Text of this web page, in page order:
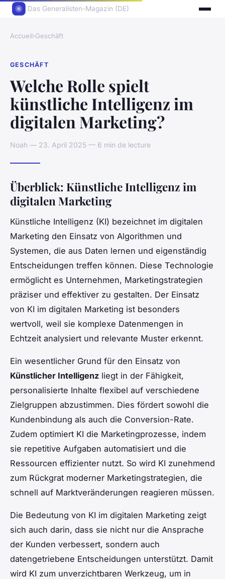
Das Generalisten-Magazin (DE)
Accueil›Geschäft
GESCHÄFT
Welche Rolle spielt
künstliche Intelligenz im
digitalen Marketing?
Noah — 23. April 2025 — 6 min de lecture
Überblick: Künstliche Intelligenz im
digitalen Marketing
Künstliche Intelligenz (KI) bezeichnet im digitalen
Marketing den Einsatz von Algorithmen und
Systemen, die aus Daten lernen und eigenständig
Entscheidungen treffen können. Diese Technologie
ermöglicht es Unternehmen, Marketingstrategien
präziser und effektiver zu gestalten. Der Einsatz
von KI im digitalen Marketing ist besonders
wertvoll, weil sie komplexe Datenmengen in
Echtzeit analysiert und relevante Muster erkennt.
Ein wesentlicher Grund für den Einsatz von
Künstlicher Intelligenz liegt in der Fähigkeit,
personalisierte Inhalte flexibel auf verschiedene
Zielgruppen abzustimmen. Dies fördert sowohl die
Kundenbindung als auch die Conversion-Rate.
Zudem optimiert KI die Marketingprozesse, indem
sie repetitive Aufgaben automatisiert und die
Ressourcen effizienter nutzt. So wird KI zunehmend
zum Rückgrat moderner Marketingstrategien, die
schnell auf Marktveränderungen reagieren müssen.
Die Bedeutung von KI im digitalen Marketing zeigt
sich auch darin, dass sie nicht nur die Ansprache
der Kunden verbessert, sondern auch
datengetriebene Entscheidungen unterstützt. Damit
wird KI zum unverzichtbaren Werkzeug, um in